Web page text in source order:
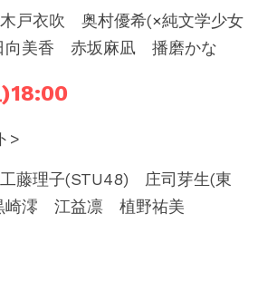
戸衣吹　奥村優希(×純文学少女
美香　赤坂麻凪　播磨かな
)18:00
>
藤理子(STU48)　庄司芽生(東
澪　江益凛　植野祐美